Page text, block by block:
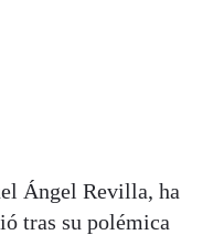
Ángel Revilla, ha
tras su polémica